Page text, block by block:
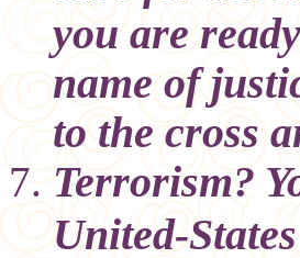
you are
name of
to the cross
Terrorism?
United-